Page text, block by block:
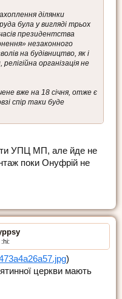
ділянки
була у вигляді трьох
президентства
незаконного
на будівництво, як і
організація не
вже на 18 січня, отже є
спір таки буде
УПЦ МП, але йде не
поки Онуфрій не
:hi:
)
церкви мають